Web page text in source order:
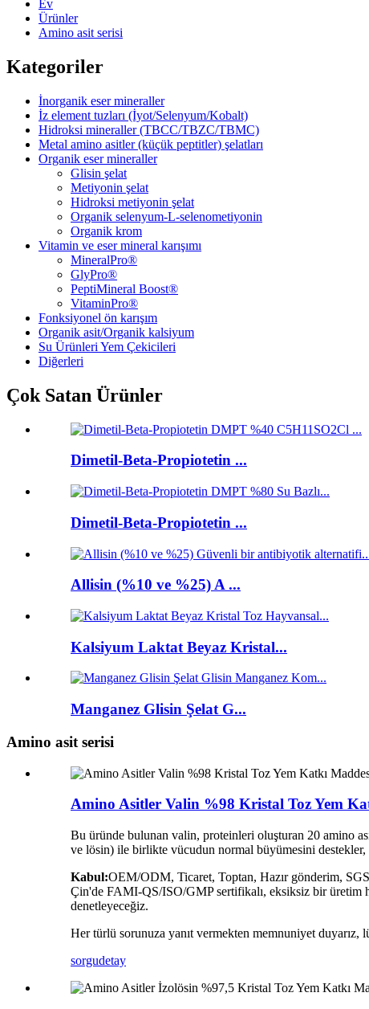
Ev
Ürünler
Amino asit serisi
Kategoriler
İnorganik eser mineraller
İz element tuzları (İyot/Selenyum/Kobalt)
Hidroksi mineraller (TBCC/TBZC/TBMC)
Metal amino asitler (küçük peptitler) şelatları
Organik eser mineraller
Glisin şelat
Metiyonin şelat
Hidroksi metiyonin şelat
Organik selenyum-L-selenometiyonin
Organik krom
Vitamin ve eser mineral karışımı
MineralPro®
GlyPro®
PeptiMineral Boost®
VitaminPro®
Fonksiyonel ön karışım
Organik asit/Organik kalsiyum
Su Ürünleri Yem Çekicileri
Diğerleri
Çok Satan Ürünler
Dimetil-Beta-Propiotetin ...
Dimetil-Beta-Propiotetin ...
Allisin (%10 ve %25) A ...
Kalsiyum Laktat Beyaz Kristal...
Manganez Glisin Şelat G...
Amino asit serisi
Amino Asitler Valin %98 Kristal Toz Yem
Bu üründe bulunan valin, proteinleri oluşturan 20 amino
ve lösin) ile birlikte vücudun normal büyümesini
Kabul:OEM/ODM, Ticaret, Toptan, Hazır gönderim,
Çin'de FAMI-QS/ISO/GMP sertifikalı, eksiksiz bir üretim
denetleyeceğiz.
Her türlü sorunuza yanıt vermekten memnuniyet duyarız,
sorgudetay